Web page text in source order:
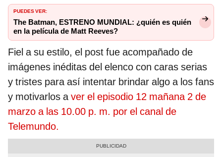
PUEDES VER:
The Batman, ESTRENO MUNDIAL: ¿quién es quién
en la película de Matt Reeves?
Fiel a su estilo, el post fue acompañado de
imágenes inéditas del elenco con caras serias
y tristes para así intentar brindar algo a los fans
y motivarlos aver el episodio 12 mañana 2 de
marzo a las 10.00 p. m. por el canal de
Telemundo.